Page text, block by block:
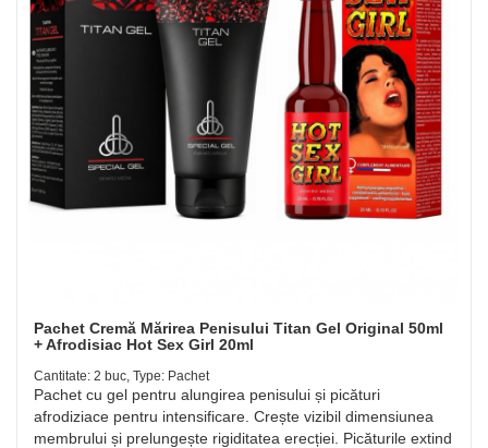
Pachet Cremă Mărirea Penisului Titan Gel Original 50ml
+ Afrodisiac Hot Sex Girl 20ml
Cantitate: 2 buc, Type: Pachet
Pachet cu gel pentru alungirea penisului și picături
afrodiziace pentru intensificare. Crește vizibil dimensiunea
membrului și prelungește rigiditatea erecției. Picăturile extind